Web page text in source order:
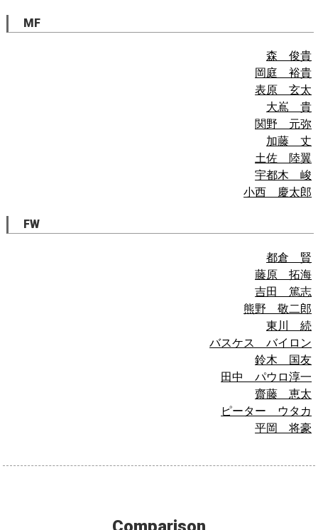
MF
森 俊貴
岡庭 裕貴
表原 玄太
大嶌 貴
関野 元弥
加藤 丈
土佐 陸翼
宇都木 峻
小西 慶太郎
FW
都倉 賢
藤原 拓海
吉田 篤志
熊野 敬二郎
東川 続
バスケス バイロン
鈴木 国友
田中 パウロ淳一
齋藤 恵太
ピーター ウタカ
平岡 将豪